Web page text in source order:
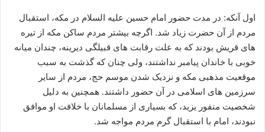
اول آنکه: در مدت حضور امام حسین علیه السلام در مکه، استقبال
مردم از آن حضرت زیاد شد. اگرچه بیشتر مردم ساکن مکه از تیره
‌های قریش بودند که به علت رقابت ‌های قبیلگی دیرینه، چندان میانه
خوبی با خاندان پیامبر نداشتند، ولی چنان که گذشت به سبب
موقعیت مذهبی مکه و نزدیک شدن موسم حج، مردم از سایر
سرزمین ‌های اسلامی در آن حضور داشتند. همچنین به دلیل
شخصیت منفور یزید، که بسیاری از مسلمانان با خلافت او موافق
نبودند، امام با استقبال گرم مردم مواجه شد.